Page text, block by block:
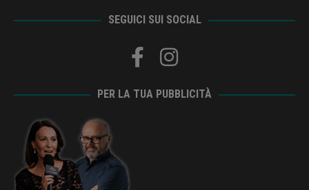
SEGUICI SUI SOCIAL
PER LA TUA PUBBLICITÀ